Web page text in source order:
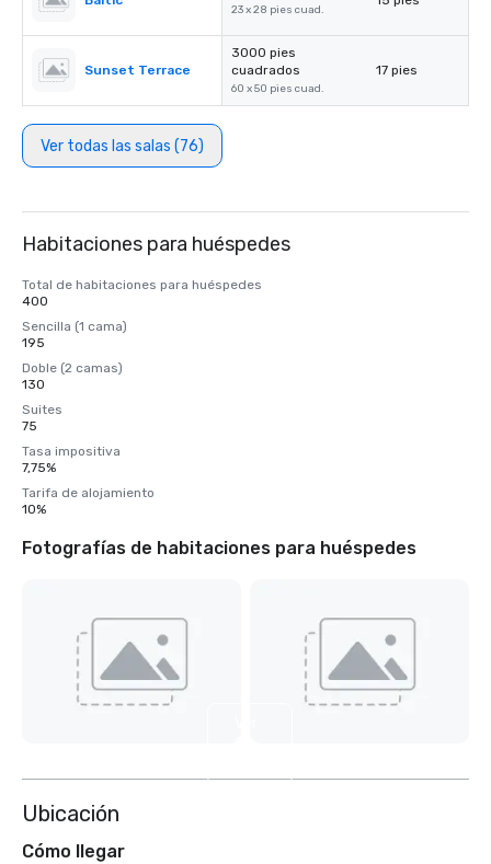
23 x 28 pies cuad.
Sunset Terrace
3000 pies
cuadrados
60 x 50 pies cuad.
17 pies
Ver todas las salas (76)
Habitaciones para huéspedes
Total de habitaciones para huéspedes
400
Sencilla (1 cama)
195
Doble (2 camas)
130
Suites
75
Tasa impositiva
7,75%
Tarifa de alojamiento
10%
Fotografías de habitaciones para huéspedes
Ubicación
Cómo llegar